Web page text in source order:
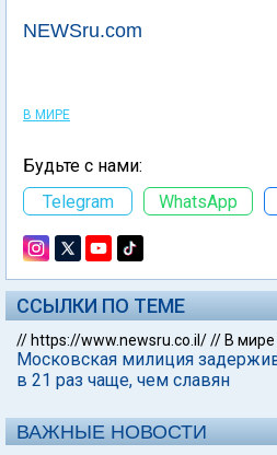
NEWSru.com
В МИРЕ
Будьте с нами:
Telegram
WhatsApp
ССЫЛКИ ПО ТЕМЕ
// https://www.newsru.co.il/// В мире
Московская милиция
в 21 раз чаще, чем славян
ВАЖНЫЕ НОВОСТИ